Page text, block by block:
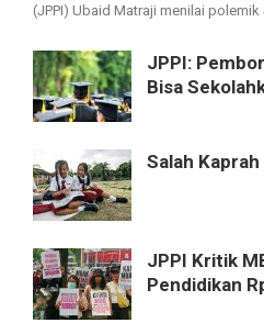
(JPPI) Ubaid Matraji menilai polemik
JPPI:
Bisa
Salah
JPPI Kritik
Pendidikan